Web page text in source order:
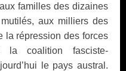
familles des dizaines
aux milliers des
la répression des forces
la coalition fasciste-
le pays austral.